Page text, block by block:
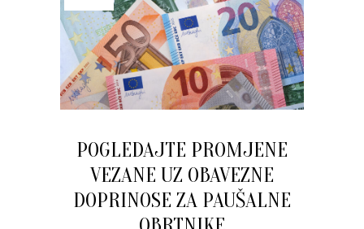
POGLEDAJTE PROMJENE
VEZANE UZ OBAVEZNE
DOPRINOSE ZA PAUŠALNE